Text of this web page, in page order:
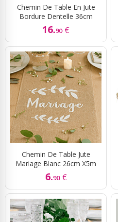
Chemin De Table En Jute
Bordure Dentelle 36cm
16.90 €
Chemin De Table Jute
Mariage Blanc 26cm X5m
6.90 €